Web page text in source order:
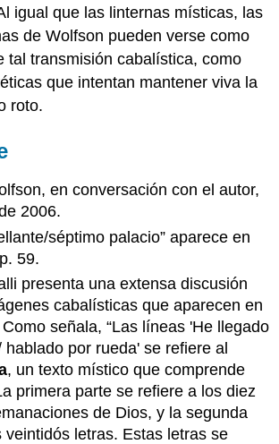
igual que las linternas místicas, las
de Wolfson pueden verse como
tal transmisión cabalística, como
que intentan mantener viva la
roto.
en conversación con el autor,
2006.
séptimo palacio” aparece en
59.
presenta una extensa discusión
cabalísticas que aparecen en
señala, “Las líneas 'He llegado
hablado por rueda' se refiere al
, un texto místico que comprende
primera parte se refiere a los diez
de Dios, y la segunda
veintidós letras. Estas letras se